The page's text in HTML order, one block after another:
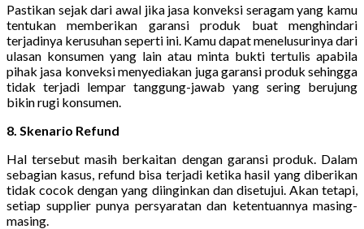
Pastikan sejak dari awal jika jasa konveksi seragam yang kamu
tentukan memberikan garansi produk buat menghindari
terjadinya kerusuhan seperti ini. Kamu dapat menelusurinya dari
ulasan konsumen yang lain atau minta bukti tertulis apabila
pihak jasa konveksi menyediakan juga garansi produk sehingga
tidak terjadi lempar tanggung-jawab yang sering berujung
bikin rugi konsumen.
8. Skenario Refund
Hal tersebut masih berkaitan dengan garansi produk. Dalam
sebagian kasus, refund bisa terjadi ketika hasil yang diberikan
tidak cocok dengan yang diinginkan dan disetujui. Akan tetapi,
setiap supplier punya persyaratan dan ketentuannya masing-
masing.